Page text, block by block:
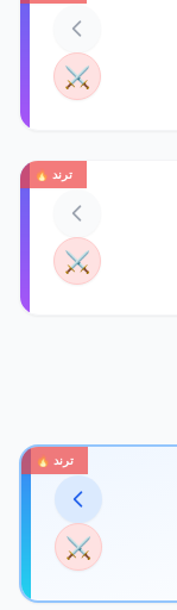
⚔️
ترند 🔥
⚔️
ترند 🔥
⚔️